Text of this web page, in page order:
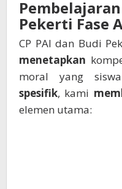
Pekerti Fase
CP PAI dan Budi
menetapkan
moral yang
spesifik, kami
elemen utama: